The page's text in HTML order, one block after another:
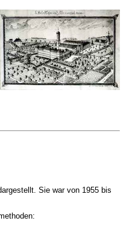
Sie war von 1955 bis